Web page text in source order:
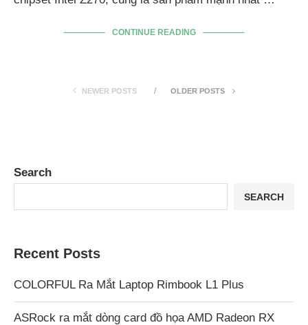
CONTINUE READING
NEWER POSTS OLDER POSTS
Search
SEARCH
Recent Posts
COLORFUL Ra Mắt Laptop Rimbook L1 Plus
ASRock ra mắt dòng card đồ họa AMD Radeon RX